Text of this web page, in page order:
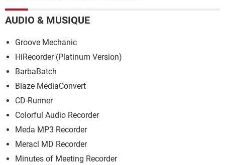
AUDIO & MUSIQUE
Groove Mechanic
HiRecorder (Platinum Version)
BarbaBatch
Blaze MediaConvert
CD-Runner
Colorful Audio Recorder
Meda MP3 Recorder
Meracl MD Recorder
Minutes of Meeting Recorder